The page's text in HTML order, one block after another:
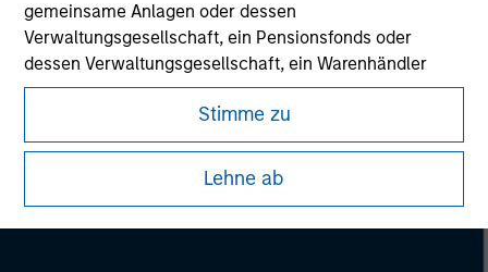
gemeinsame Anlagen oder dessen
Verwaltungsgesellschaft, ein Pensionsfonds oder
dessen Verwaltungsgesellschaft, ein Warenhändler
oder Waren-Derivatehändler oder ein sonstiger
institutioneller Anleger, der in jedem Fall für die Tätigkeit
auf den Finanzmärkten zugelassen sein oder
beaufsichtigt werden muss; b) ein Großunternehmen,
Stimme zu
Lehne ab
Morgan Stanley
Morgan Stanley Careers